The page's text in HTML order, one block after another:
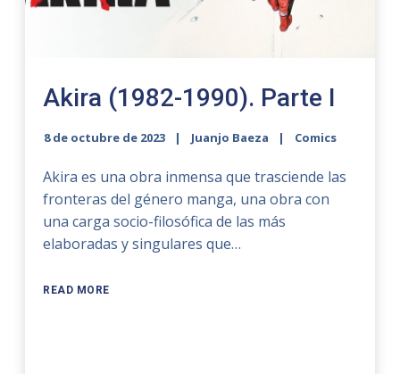
Akira (1982-1990). Parte I
8 de octubre de 2023 Juanjo Baeza Comics
Akira es una obra inmensa que trasciende las
fronteras del género manga, una obra con
una carga socio-filosófica de las más
elaboradas y singulares que…
READ MORE